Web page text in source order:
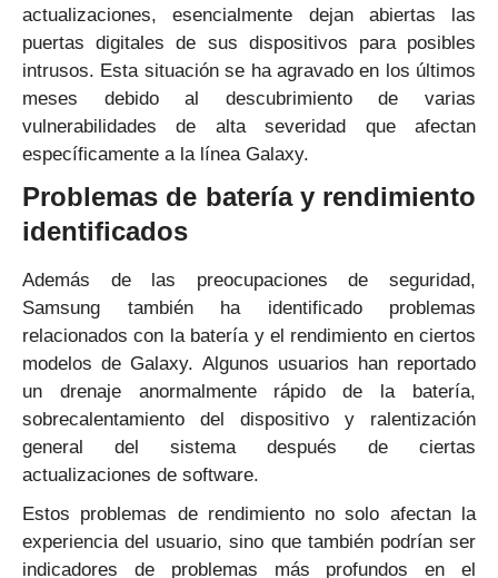
actualizaciones, esencialmente dejan abiertas las
puertas digitales de sus dispositivos para posibles
intrusos. Esta situación se ha agravado en los últimos
meses debido al descubrimiento de varias
vulnerabilidades de alta severidad que afectan
específicamente a la línea Galaxy.
Problemas de batería y rendimiento
identificados
Además de las preocupaciones de seguridad,
Samsung también ha identificado problemas
relacionados con la batería y el rendimiento en ciertos
modelos de Galaxy. Algunos usuarios han reportado
un drenaje anormalmente rápido de la batería,
sobrecalentamiento del dispositivo y ralentización
general del sistema después de ciertas
actualizaciones de software.
Estos problemas de rendimiento no solo afectan la
experiencia del usuario, sino que también podrían ser
indicadores de problemas más profundos en el